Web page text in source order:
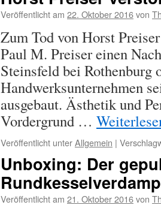
Veröffentlicht am 22. Oktober 2016von
Zum Tod von Horst
Paul M. Preiser einen
Steinsfeld bei Rothenburg
Handwerksunternehmen
ausgebaut. Ästhetik und
Vordergrund …
Veröffentlicht unterAllgemein |
Unboxing: Der
Veröffentlicht am 21. Oktober 2016von